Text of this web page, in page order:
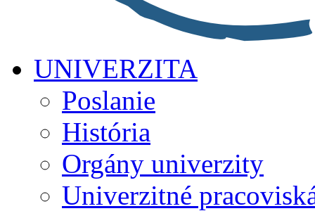
UNIVERZITA
Poslanie
História
Orgány univerzity
Univerzitné